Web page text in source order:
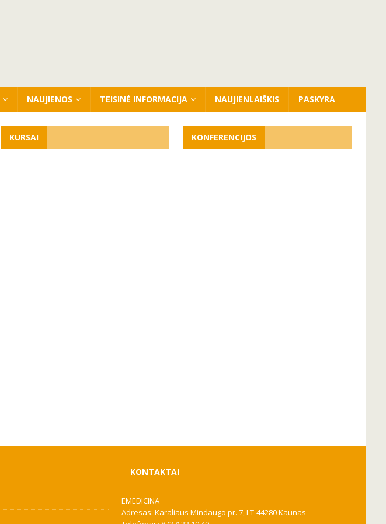
NAUJIENOS TEISINĖ INFORMACIJA NAUJIENLAIŠKIS PASKYRA
KURSAI KONFERENCIJOS
KONTAKTAI
EMEDICINA
Adresas: Karaliaus Mindaugo pr. 7, LT-44280 Kaunas